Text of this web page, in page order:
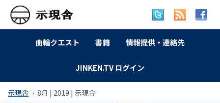
曲輪クエスト 書籍 情報提供・連絡先
JINKEN.TV ログイン
示現舎 8月 | 2019 | 示現舎